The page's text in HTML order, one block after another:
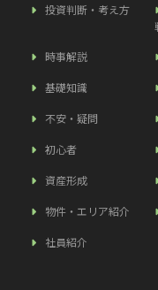
投資判断・考え方
時事解説
基礎知識
不安・疑問
初心者
資産形成
物件・エリア紹介
社員紹介